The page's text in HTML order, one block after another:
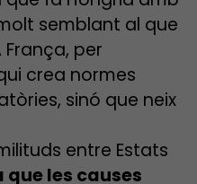
semblant al que
França, per
crea normes
sinó que neix
entre Estats
que les causes